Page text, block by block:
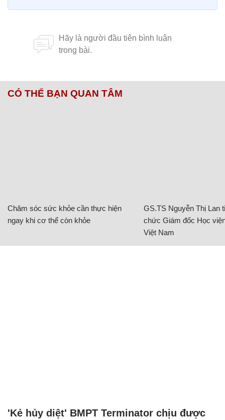
CÓ THỂ BẠN QUAN TÂM
Chăm sóc sức khỏe cần thực hiện
ngay khi cơ thể còn khỏe
GS.TS Nguyễn Thị Lan
chức Giám đốc Học
Việt Nam
'Kẻ hủy diệt' BMPT Terminator chịu được